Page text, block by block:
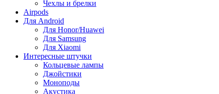
Чехлы и брелки
Airpods
Для Android
Для Honor/Huawei
Для Samsung
Для Xiaomi
Интересные штучки
Кольцевые лампы
Джойстики
Моноподы
Акустика